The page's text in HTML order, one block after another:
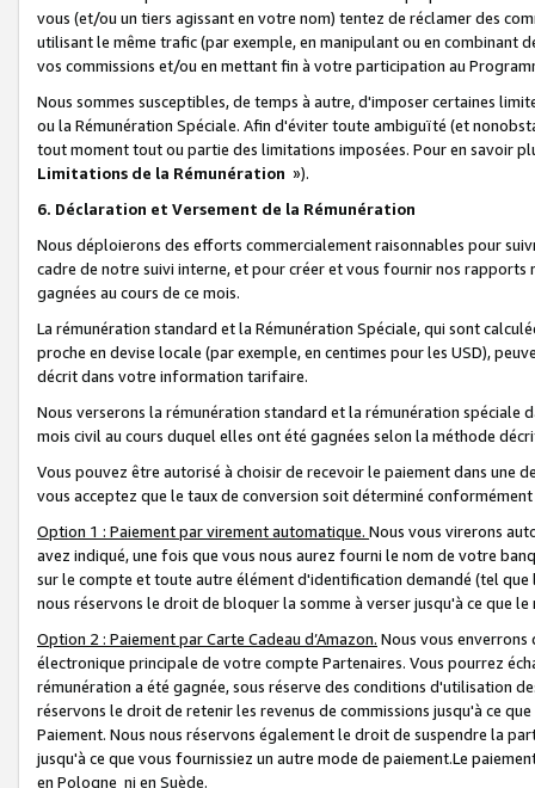
vous (et/ou un tiers agissant en votre nom) tentez de réclamer des
utilisant le même trafic (par exemple, en manipulant ou en combinant
vos commissions et/ou en mettant fin à votre participation au
Nous sommes susceptibles, de temps à autre, d'imposer certaines
ou la Rémunération Spéciale. Afin d'éviter toute ambiguïté (et
tout moment tout ou partie des limitations imposées. Pour en savoir
Limitations de la Rémunération »).
6. Déclaration et Versement de la Rémunération
Nous déploierons des efforts commercialement raisonnables pour
cadre de notre suivi interne, et pour créer et vous fournir nos
gagnées au cours de ce mois.
La rémunération standard et la Rémunération Spéciale, qui sont
proche en devise locale (par exemple, en centimes pour les USD),
décrit dans votre information tarifaire.
Nous verserons la rémunération standard et la rémunération spéciale
mois civil au cours duquel elles ont été gagnées selon la méthode
Vous pouvez être autorisé à choisir de recevoir le paiement dans une
vous acceptez que le taux de conversion soit déterminé
Option 1 : Paiement par virement automatique. Nous vous virerons
avez indiqué, une fois que vous nous aurez fourni le nom de votre
sur le compte et toute autre élément d'identification demandé (tel que
nous réservons le droit de bloquer la somme à verser jusqu'à ce que
Option 2 : Paiement par Carte Cadeau d’Amazon. Nous vous
électronique principale de votre compte Partenaires. Vous pourrez
rémunération a été gagnée, sous réserve des conditions d'utilisation
réservons le droit de retenir les revenus de commissions jusqu'à ce
Paiement. Nous nous réservons également le droit de suspendre la
jusqu'à ce que vous fournissiez un autre mode de paiement.Le
en Pologne ni en Suède.